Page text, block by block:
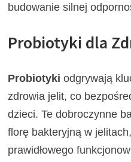
budowanie silnej
Probiotyki dla
Probiotyki odgrywają
zdrowia jelit, co
dzieci. Te dobroczynne
florę bakteryjną w
prawidłowego